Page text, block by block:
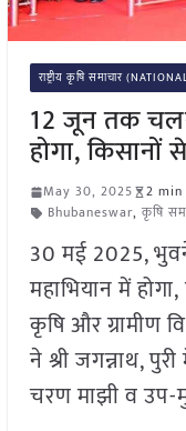
राष्ट्रीय कृषि समाचार
12 जून तक
होगा, किसानों
May 30, 2025
2 min
Bhubaneswar, कृषि
30 मई 2025,
महाभियान में
कृषि और ग्रामीण
ने श्री जगन्नाथ,
चरण माझी व उप-